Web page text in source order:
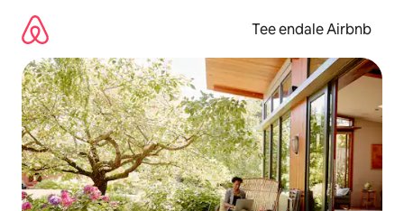
juurde
Tee endale Airbnb